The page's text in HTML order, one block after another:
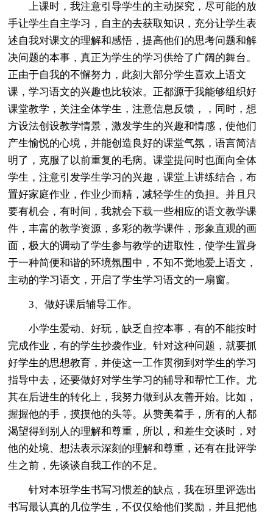
上课时，我注意引导学生的主动探究，尽可能的放
手让学生自主学习，自主的去获取知识，充分让学生表
述自我对课文的理解和感悟，提高他们的思考问题和解
决问题的本事，真正为学生的学习供给了广阔的舞台。
正由于自我的不懈努力，此刻大部分学生喜欢上语文
课，学习语文的兴趣也比较浓。正都源于我能够组织好
课堂教学，关注全体学生，注意信息反馈，，同时，想
方设法创设教学情景，激发学生的兴趣和情感，使他们
产生愉悦的心境，并能创造良好的课堂气氛，语言简洁
明了，克服了以前重复的毛病。课堂提问时也面向全体
学生，注意引发学生学习的兴趣，课堂上讲练结合，布
置好家庭作业，作业少而精，减轻学生的负担。并且只
要有机会，有时间，我就会下载一些相应的语文教学课
件，丰富的教学资源，多彩的教学课件，形象直观的画
面，极大的调动了学生参与教学的进取性，使学生置身
于一种简便和谐的环境氛围中，不知不觉地爱上语文，
主动的学习语文，开启了学生学习语文的一扇窗。
3、做好课后辅导工作。
小学生爱动、好玩，缺乏自控本事，有的不能按时
完成作业，有的学生抄袭作业。针对这种问题，就要抓
好学生的思想教育，并使这一工作贯彻到对学生的学习
指导中去，还要做好对学生学习的辅导和帮忙工作。尤
其在后进生的转化上，我努力做到从友善开始。比如，
握握他的手，摸摸他的头等。从赞美着手，所有的人都
渴望得到别人的理解和尊重，所以，和差生交谈时，对
他的处境、想法表示深刻的理解和尊重，还有在批评学
生之前，先谈谈自我工作的不足。
针对本班学生书写习惯差的缺点，我在班里评选出
书写最认真的几位学生，不仅仅给他们奖励，并且把他